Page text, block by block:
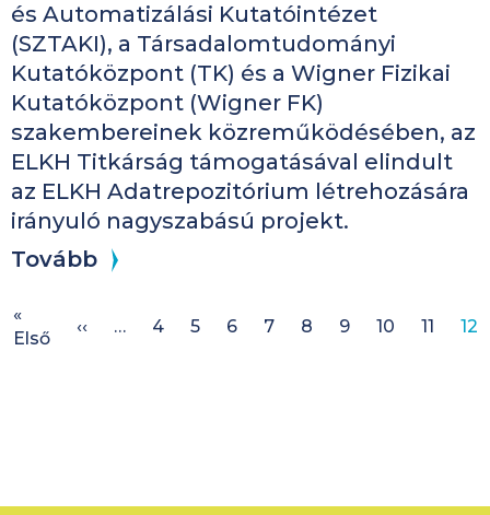
és Automatizálási Kutatóintézet
(SZTAKI), a Társadalomtudományi
Kutatóközpont (TK) és a Wigner Fizikai
Kutatóközpont (Wigner FK)
szakembereinek közreműködésében, az
ELKH Titkárság támogatásával elindult
az ELKH Adatrepozitórium létrehozására
irányuló nagyszabású projekt.
Tovább
Oldalszámozás
«
ElsőElső oldal
‹‹Előző oldal
… 4 5 6 7 8 9 10 11 12